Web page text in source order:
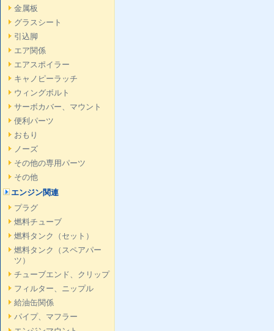
金属板
グラスシート
引込脚
エア関係
エアスポイラー
キャノピーラッチ
ウィングボルト
サーボカバー、マウント
便利パーツ
おもり
ノーズ
その他の専用パーツ
その他
エンジン関連
プラグ
燃料チューブ
燃料タンク（セット）
燃料タンク（スペアパー
ツ）
チューブエンド、クリップ
フィルター、ニップル
給油缶関係
パイプ、マフラー